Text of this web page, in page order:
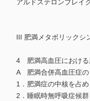
アルドステロンブレイ
III 肥満メタボリックシ
4 肥満高血圧における
A 肥満合併高血圧症の
1．肥満症の中核を占
2．睡眠時無呼吸症候